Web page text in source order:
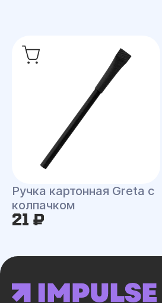
Ручка картонная Greta с
колпачком
21 ₽